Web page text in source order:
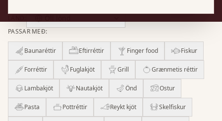
PASSAR MEÐ:
Baunaréttir Eftirréttir Finger food Fiskur
Forréttir Fuglakjöt Grill Grænmetis réttir
Lambakjöt Nautakjöt Önd Ostur
Pasta Pottréttir Reykt kjöt Skelfiskur